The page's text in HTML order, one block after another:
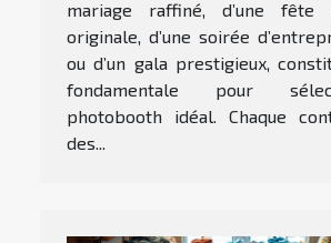
mariage raffiné, d’une fête
originale, d’une soirée
ou d’un gala prestigieux,
fondamentale pour
photobooth idéal. Chaque
des...